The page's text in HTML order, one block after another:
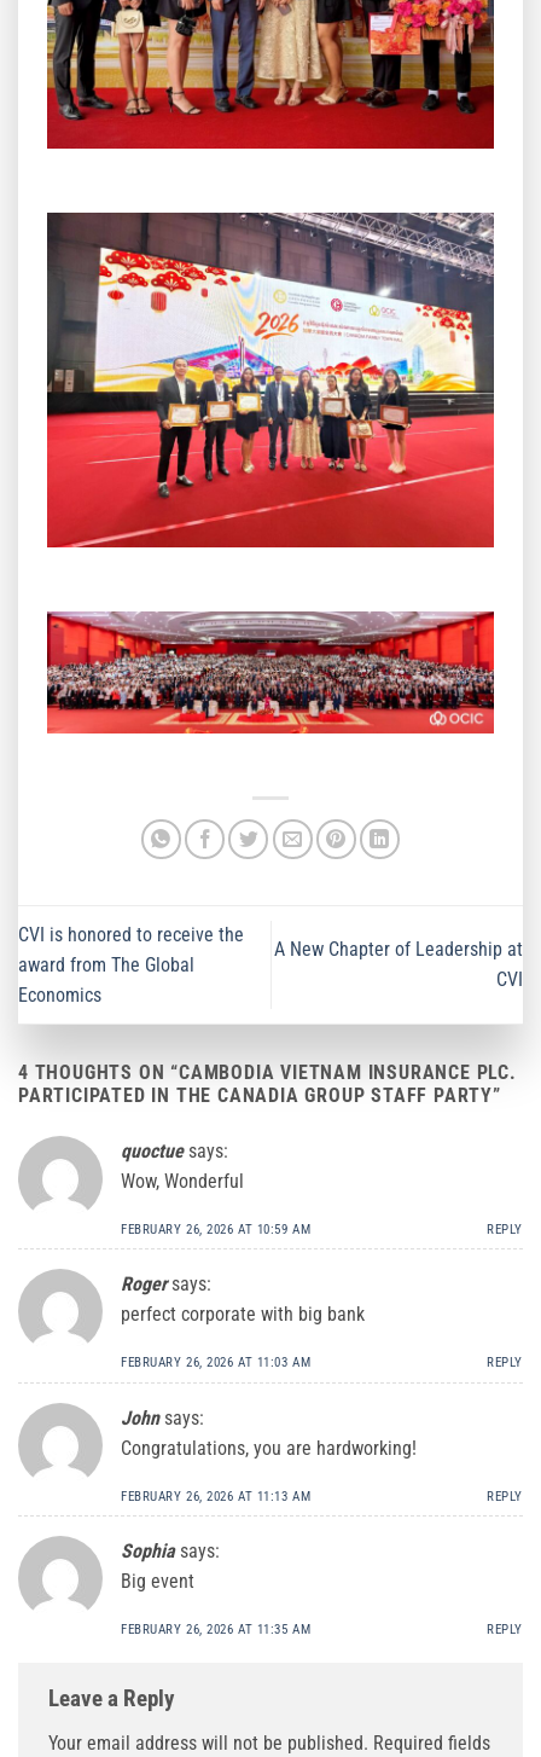
CVI is honored to receive the
award from The Global
Economics
A New Chapter of Leadership at
CVI
4 THOUGHTS ON “CAMBODIA VIETNAM INSURANCE PLC.
PARTICIPATED IN THE CANADIA GROUP STAFF PARTY”
quoctue says:
Wow, Wonderful
FEBRUARY 26, 2026 AT 10:59 AM REPLY
Roger says:
perfect corporate with big bank
FEBRUARY 26, 2026 AT 11:03 AM REPLY
John says:
Congratulations, you are hardworking!
FEBRUARY 26, 2026 AT 11:13 AM REPLY
Sophia says:
Big event
FEBRUARY 26, 2026 AT 11:35 AM REPLY
Leave a Reply
Your email address will not be published. Required fields